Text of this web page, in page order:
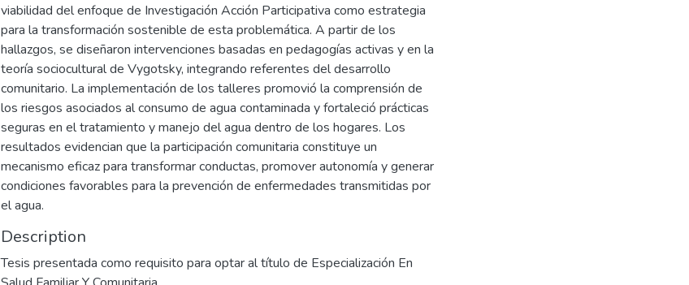
viabilidad del enfoque de Investigación Acción Participativa como estrategia
para la transformación sostenible de esta problemática. A partir de los
hallazgos, se diseñaron intervenciones basadas en pedagogías activas y en la
teoría sociocultural de Vygotsky, integrando referentes del desarrollo
comunitario. La implementación de los talleres promovió la comprensión de
los riesgos asociados al consumo de agua contaminada y fortaleció prácticas
seguras en el tratamiento y manejo del agua dentro de los hogares. Los
resultados evidencian que la participación comunitaria constituye un
mecanismo eficaz para transformar conductas, promover autonomía y generar
condiciones favorables para la prevención de enfermedades transmitidas por
el agua.
Description
Tesis presentada como requisito para optar al título de Especialización En